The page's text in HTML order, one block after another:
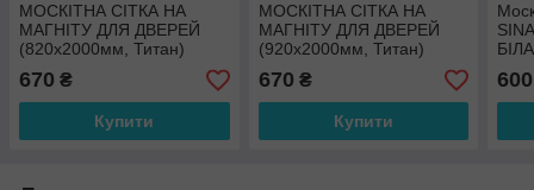
МОСКІТНА СІТКА НА
МАГНІТУ ДЛЯ ДВЕРЕЙ
(820х2000мм, Титан)
670 ₴
Купити
МОСКІТНА СІТКА НА
МАГНІТУ ДЛЯ ДВЕРЕЙ
(920х2000мм, Титан)
670 ₴
Купити
БІЛА
600